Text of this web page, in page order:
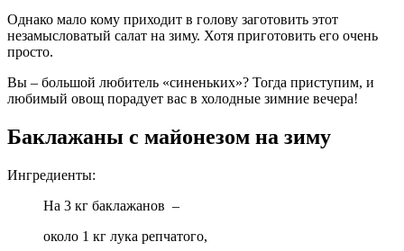
Однако мало кому приходит в голову заготовить этот
незамысловатый салат на зиму. Хотя приготовить его очень
просто.
Вы – большой любитель «синеньких»? Тогда приступим, и
любимый овощ порадует вас в холодные зимние вечера!
Баклажаны с майонезом на зиму
Ингредиенты:
На 3 кг баклажанов –
около 1 кг лука репчатого,